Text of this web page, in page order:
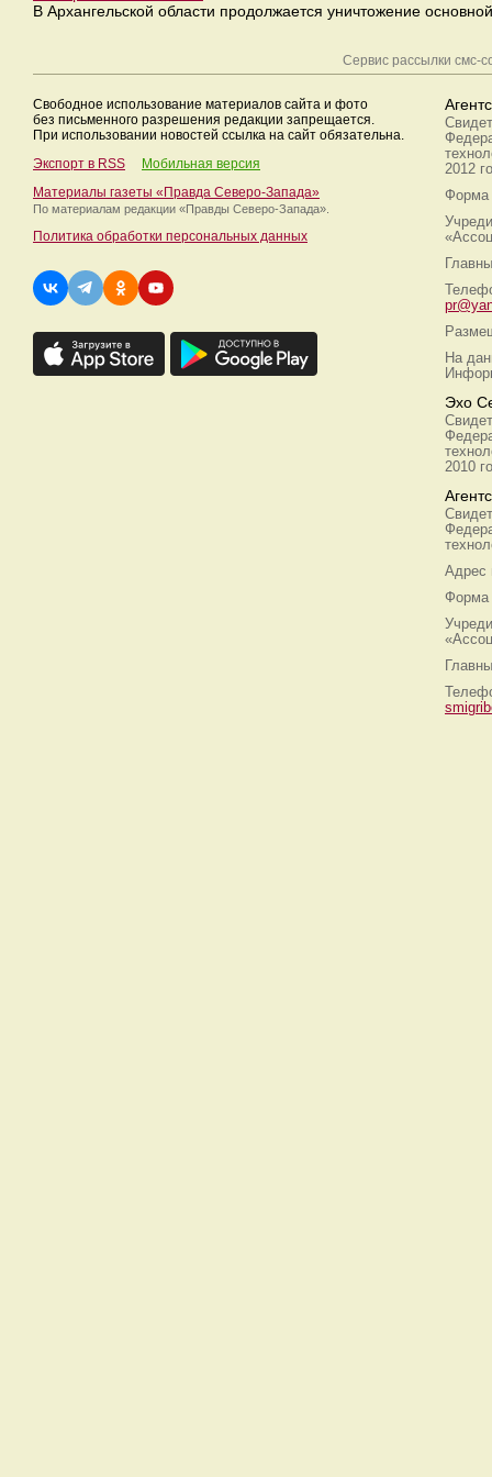
В Архангельской области продолжается уничтожение
Сервис рассылки смс-
Свободное использование материалов сайта и фото
без письменного разрешения редакции запрещается.
При использовании новостей ссылка на сайт обязательна.
Экспорт в RSS
Мобильная версия
Материалы газеты «Правда Северо-Запада»
По материалам редакции «Правды Северо-Запада».
Политика обработки персональных данных
2012
Форма
На
Эхо
2010
Адрес
Форма